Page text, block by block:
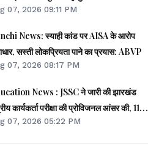
07, 2026 09:11 PM
News: स्याही कांड पर AISA के आरोप
सस्ती लोकप्रियता पाने का प्रयास: ABVP
07, 2026 08:17 PM
News : JSSC ने जारी की झारखंड
कार्यकर्ता परीक्षा की प्रोविजनल आंसर की, 11
तक दर्ज करे आपत्ति
07, 2026 05:22 PM